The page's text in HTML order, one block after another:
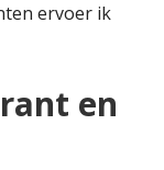
ervoer ik
en